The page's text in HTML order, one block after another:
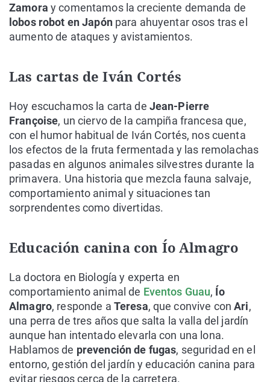
Zamora y comentamos la creciente demanda de
lobos robot en Japónpara ahuyentar osos tras el
aumento de ataques y avistamientos.
Las cartas de Iván Cortés
Hoy escuchamos la carta de Jean-Pierre
Françoise, un ciervo de la campiña francesa que,
con el humor habitual de Iván Cortés, nos cuenta
los efectos de la fruta fermentada y las remolachas
pasadas en algunos animales silvestres durante la
primavera. Una historia que mezcla fauna salvaje,
comportamiento animal y situaciones tan
sorprendentes como divertidas.
Educación canina con Ío Almagro
La doctora en Biología y experta en
comportamiento animal de Eventos Guau, Ío
Almagro, responde a Teresa, que convive conAri,
una perra de tres años que salta la valla del jardín
aunque han intentado elevarla con una lona.
Hablamos de prevención de fugas, seguridad en el
entorno, gestión del jardín y educación canina para
evitar riesgos cerca de la carretera.